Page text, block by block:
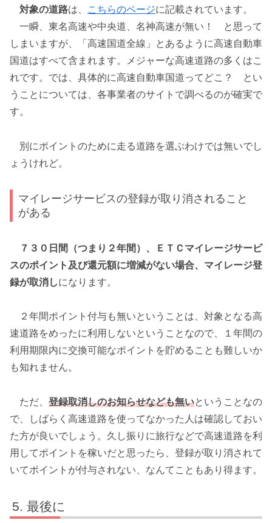
対象の道路は、 こちらのページに記載されています。
一瞬、東名高速や中央道、名神高速が無い！ と思って
しまいますが、「高速国道全線」とあるように高速自動車
国道はすべて含まれます。メジャーな高速道路の多くはこ
れです。では、具体的に高速自動車国道ってどこ？ とい
うことについては、各事業者のサイトで調べるのが確実で
す。
別にポイントのために走る道路を選ぶわけでは無いでし
ょうけれど。
マイレージサービスの登録が取り消されること
がある
７３０日間（つまり２年間）、ＥＴＣマイレージサービ
スのポイント及び還元額に増減がない場合、マイレージ登
録が取消しになります。
２年間ポイント付与も無いということは、対象となる高
速道路をめったに利用しないということなので、１年間の
利用期限内に交換可能なポイントを貯めることも難しいか
も知れません。
ただ、 登録取消しのお知らせなども無いということなの
で、しばらく高速道路を使ってなかった人は確認しておい
た方が良いでしょう。久し振りに旅行などで高速道路を利
用してポイントを稼いだと思ったら、登録が取り消されて
いてポイントが付与されない、なんてこともあり得ます。
最後に